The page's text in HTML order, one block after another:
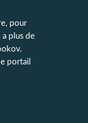
pour
plus de
portail